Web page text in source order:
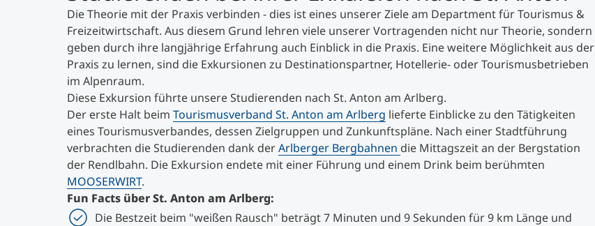
Technische Weiterbildung
Maßgeschneiderte Programme
Studienberatung
Die Theorie mit der Praxis verbinden - dies ist eines unserer Ziele am Department für Tourismus &
Freizeitwirtschaft. Aus diesem Grund lehren viele unserer Vortragenden nicht nur Theorie, sondern
geben durch ihre langjährige Erfahrung auch Einblick in die Praxis. Eine weitere Möglichkeit aus der
Praxis zu lernen, sind die Exkursionen zu Destinationspartner, Hotellerie- oder Tourismusbetrieben
im Alpenraum.
Diese Exkursion führte unsere Studierenden nach St. Anton am Arlberg.
Der erste Halt beim Tourismusverband St. Anton am Arlberg lieferte Einblicke zu den Tätigkeiten
eines Tourismusverbandes, dessen Zielgruppen und Zunkunftspläne. Nach einer Stadtführung
verbrachten die Studierenden dank derArlberger Bergbahnen die Mittagszeit an der Bergstation
der Rendlbahn. Die Exkursion endete mit einer Führung und einem Drink beim berühmten
MOOSERWIRT.
Fun Facts über St. Anton am Arlberg:
Die Bestzeit beim "weißen Rausch" beträgt 7 Minuten und 9 Sekunden für 9 km Länge und